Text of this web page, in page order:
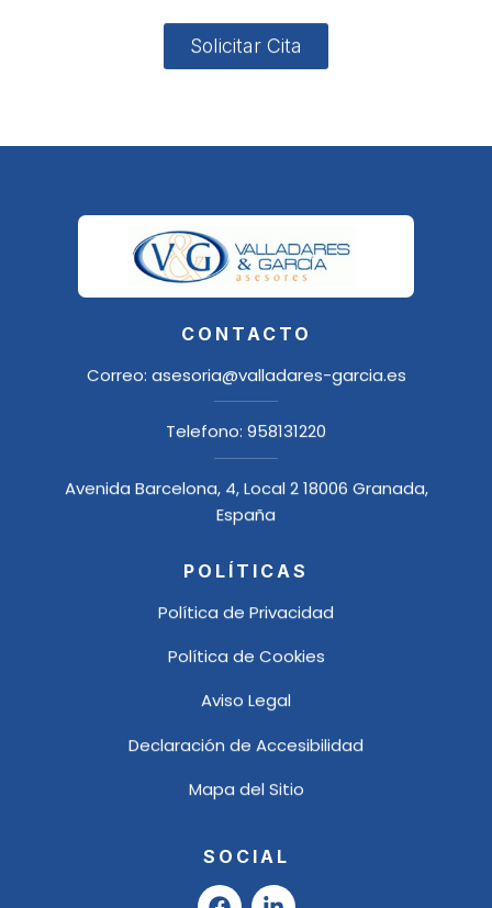
Solicitar Cita
CONTACTO
Correo: asesoria@valladares-garcia.es
Telefono: 958131220
Avenida Barcelona, 4, Local 2 18006 Granada,
España
POLÍTICAS
Política de Privacidad
Política de Cookies
Aviso Legal
Declaración de Accesibilidad
Mapa del Sitio
SOCIAL
F
L